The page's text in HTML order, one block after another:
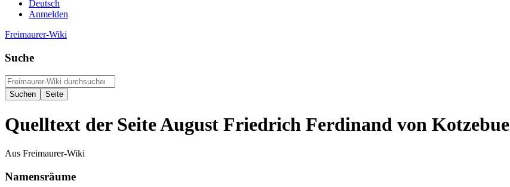
Deutsch
Anmelden
Freimaurer-Wiki
Suche
Quelltext der Seite August Friedrich Ferdinand von Kotzebue
Aus Freimaurer-Wiki
Namensräume